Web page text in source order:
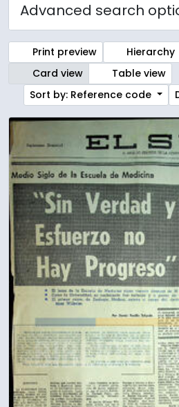
Advanced search
Print preview
Hierarchy
Card view
Table view
Sort by: Reference code